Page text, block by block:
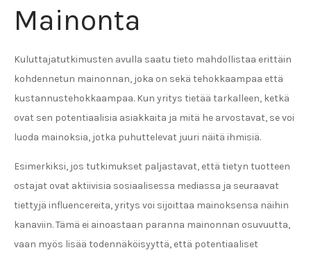
Mainonta
Kuluttajatutkimusten avulla saatu tieto mahdollistaa erittäin
kohdennetun mainonnan, joka on sekä tehokkaampaa että
kustannustehokkaampaa. Kun yritys tietää tarkalleen, ketkä
ovat sen potentiaalisia asiakkaita ja mitä he arvostavat, se voi
luoda mainoksia, jotka puhuttelevat juuri näitä ihmisiä.
Esimerkiksi, jos tutkimukset paljastavat, että tietyn tuotteen
ostajat ovat aktiivisia sosiaalisessa mediassa ja seuraavat
tiettyjä influencereita, yritys voi sijoittaa mainoksensa näihin
kanaviin. Tämä ei ainoastaan paranna mainonnan osuvuutta,
vaan myös lisää todennäköisyyttä, että potentiaaliset